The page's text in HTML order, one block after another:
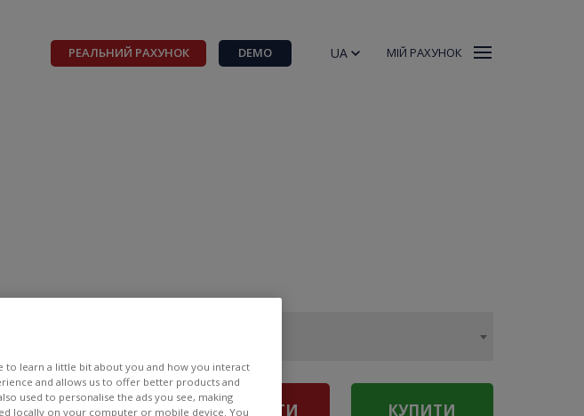
РЕАЛЬНИЙ РАХУНОК DEMO UA МІЙ РАХУНОК
ASK
ПРОДАТИ КУПИТИ
to learn a little bit about you and how you interact
and allows us to offer better products and
used to personalise the ads you see, making
locally on your computer or mobile device. You